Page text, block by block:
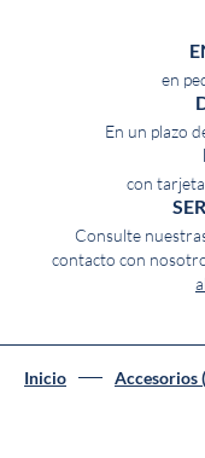
en
En un plazo
con tarjeta
Consulte
contacto con
Inicio Accesorios